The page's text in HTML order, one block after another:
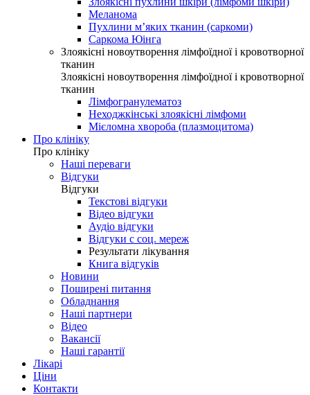
Меланома
Пухлини м’яких тканин (саркоми)
Саркома Юінга
Злоякісні новоутворення лімфоїдної і кровотворної
тканин
Злоякісні новоутворення лімфоїдної і кровотворної
тканин
Лімфогранулематоз
Неходжкінські злоякісні лімфоми
Мієломна хвороба (плазмоцитома)
Про клініку
Про клініку
Наші переваги
Відгуки
Відгуки
Текстові відгуки
Відео відгуки
Аудіо відгуки
Відгуки с соц. мереж
Результати лікування
Книга відгуків
Новини
Поширені питання
Обладнання
Наші партнери
Відео
Вакансії
Наші гарантії
Лікарі
Ціни
Контакти